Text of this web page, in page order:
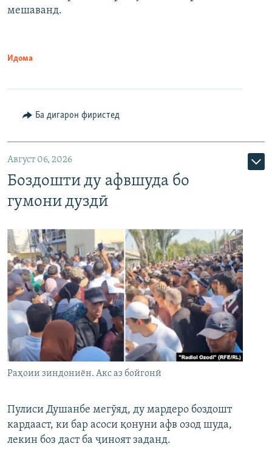
мешаванд.
Идома
Ба дигарон фиристед
Август 06, 2026
Боздошти ду афвшуда бо
гумони дуздӣ
Раҳоии зиндониён. Акс аз бойгонӣ
Пулиси Душанбе мегӯяд, ду мардеро боздошт
кардааст, ки бар асоси қонуни афв озод шуда,
лекин боз даст ба ҷиноят заданд.